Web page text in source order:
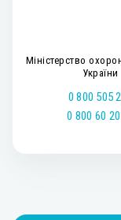
Міністерство
України
0 800 505
0 800 60